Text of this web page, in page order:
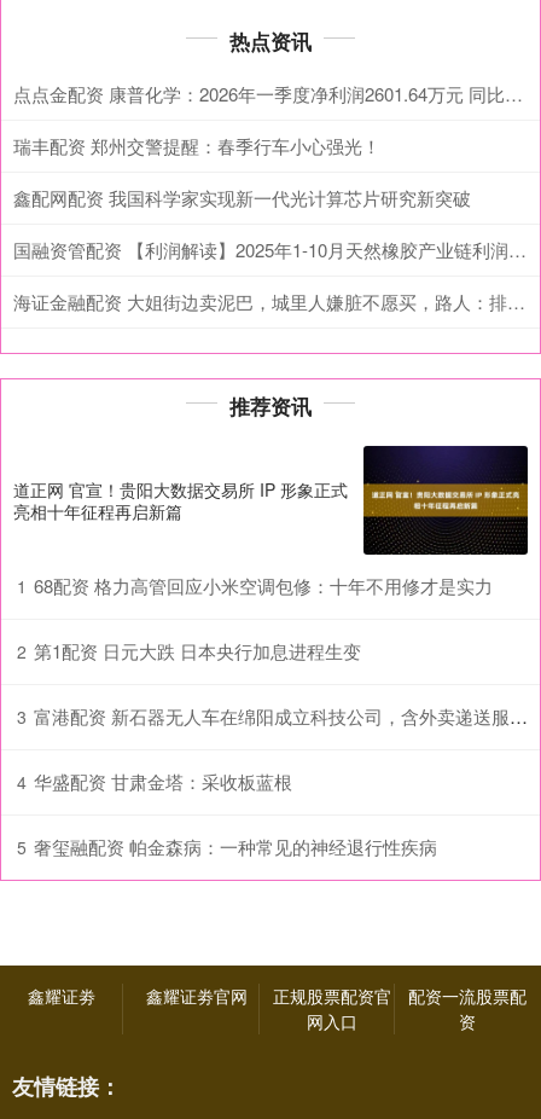
热点资讯
点点金配资 康普化学：2026年一季度净利润2601.64万元 同比增长164.13%
瑞丰配资 郑州交警提醒：春季行车小心强光！
鑫配网配资 我国科学家实现新一代光计算芯片研究新突破
国融资管配资 【利润解读】2025年1-10月天然橡胶产业链利润全景解析
海证金融配资 大姐街边卖泥巴，城里人嫌脏不愿买，路人：排队能买到就不错了！
推荐资讯
道正网 官宣！贵阳大数据交易所 IP 形象正式
亮相十年征程再启新篇
1 68配资 格力高管回应小米空调包修：十年不用修才是实力
2 第1配资 日元大跌 日本央行加息进程生变
3 富港配资 新石器无人车在绵阳成立科技公司，含外卖递送服务业务
4 华盛配资 甘肃金塔：采收板蓝根
5 奢玺融配资 帕金森病：一种常见的神经退行性疾病
鑫耀证劵 鑫耀证劵官网
正规股票配资官
网入口
配资一流股票配
资
友情链接：